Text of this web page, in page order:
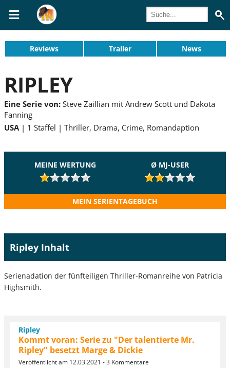
Reviews Trailer News
RIPLEY
Eine Serie von: Steve Zaillian mit Andrew Scott und Dakota
Fanning
USA
1 Staffel Thriller, Drama, Crime, Romandaption
MEINE WERTUNG Ø MJ-USER
MEIN SERIENTAGEBUCH
Ripley Inhalt
Serienadation der fünfteiligen Thriller-Romanreihe von Patricia
Highsmith.
Ripley
Kommt voran: Serie zu "Der talentierte Mr.
Ripley" besetzt Marge & Dickie
Veröffentlicht am 12.03.2021 - 3 Kommentare